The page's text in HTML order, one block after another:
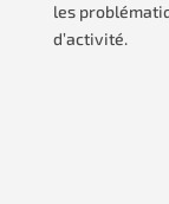
les
d’activité.